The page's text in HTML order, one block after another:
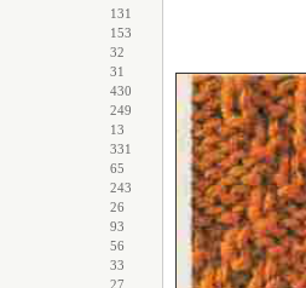
131
153
32
31
430
249
13
331
65
243
26
93
56
33
27